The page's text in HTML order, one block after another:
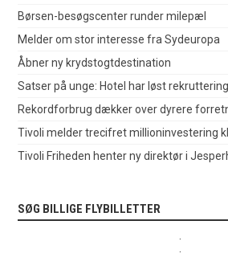
Børsen-besøgscenter runder milepæl
Melder om stor interesse fra Sydeuropa
Åbner ny krydstogtdestination
Satser på unge: Hotel har løst
Rekordforbrug dækker over dyrere
Tivoli melder trecifret millioninvestering
Tivoli Friheden henter ny direktør i
SØG BILLIGE FLYBILLETTER